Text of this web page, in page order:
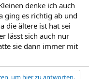
denke ich auch
ging es richtig ab und
die ältere ist hat sei
lässt sich auch nur
sie dann immer mit
um hier zu antworten.